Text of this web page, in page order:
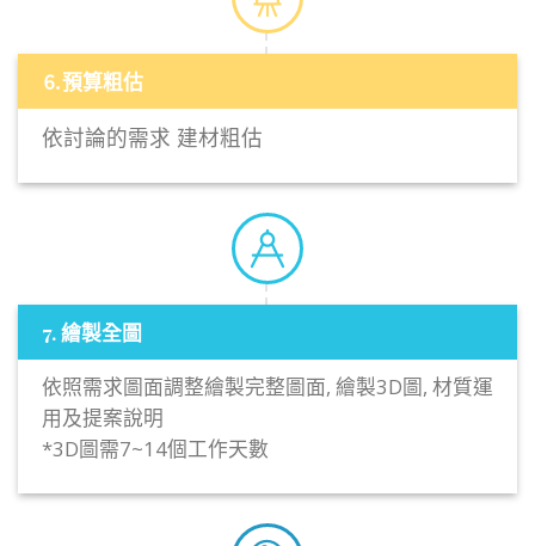
⒍預算粗估
依討論的需求 建材粗估
7. 繪製全圖
依照需求圖面調整繪製完整圖面, 繪製3D圖, 材質運
用及提案說明
*3D圖需7~14個工作天數